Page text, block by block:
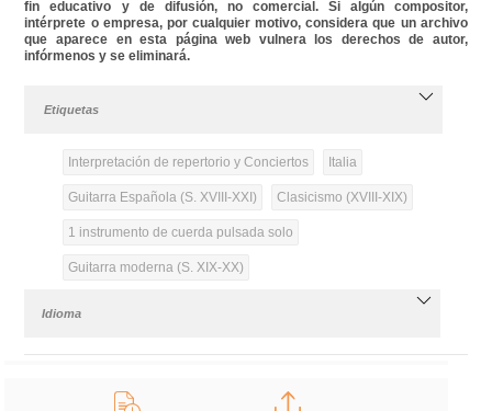
fin educativo y de difusión, no comercial. Si algún compositor,
intérprete o empresa, por cualquier motivo, considera que un archivo
que aparece en esta página web vulnera los derechos de autor,
infórmenos y se eliminará.
Etiquetas
Interpretación de repertorio y Conciertos Italia
Guitarra Española (S. XVIII-XXI) Clasicismo (XVIII-XIX)
1 instrumento de cuerda pulsada solo
Guitarra moderna (S. XIX-XX)
Idioma